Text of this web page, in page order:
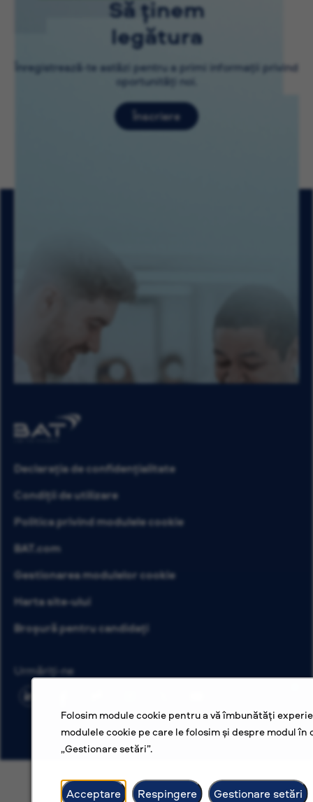
Folosim module cookie pentru a vă îmbunătăți
modulele cookie pe care le folosim și despre modul
„Gestionare setări”.
Acceptare Respingere Gestionare setări
Să ținem
legătura
Înregistrează-te astăzi pentru a primi informații privind
oportunități noi.
Înscriere
Declarația de confidențialitate
Condiții de utilizare
Politica privind modulele cookie
BAT.com
Gestionarea modulelor cookie
Harta site-ului
Broșură pentru candidați
Urmăriți-ne